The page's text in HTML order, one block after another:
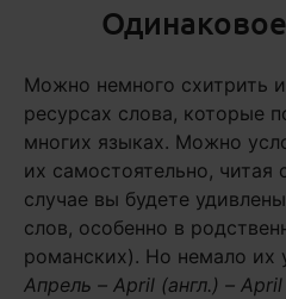
Можно немного схитрить
ресурсах слова, которые
многих языках. Можно
их самостоятельно, читая
случае вы будете
слов, особенно в
романских). Но немало их
Апрель – April (англ.) –